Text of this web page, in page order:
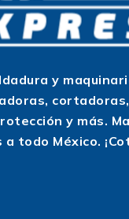
y
cortadoras,
y más.
todo México.